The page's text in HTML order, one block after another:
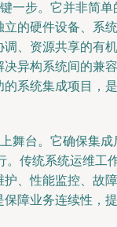
一步。它并非简单
立的硬件设备、系统
调、资源共享的有机
决异构系统间的兼容
系统集成项目，
舞台。它确保集成
。传统系统运维工
护、性能监控、故障
保障业务连续性，提